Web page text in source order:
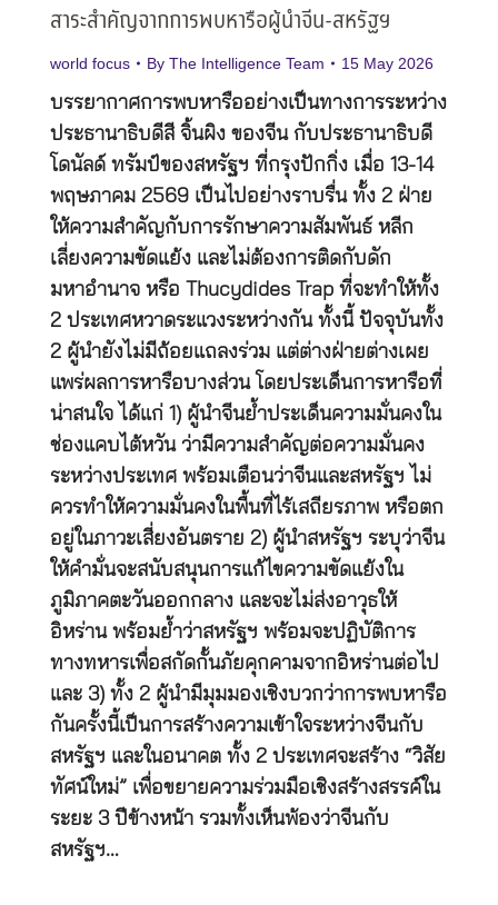
สาระสำคัญจากการพบหารือผู้นำจีน-สหรัฐฯ
world focus By The Intelligence Team 15 May 2026
บรรยากาศการพบหารืออย่างเป็นทางการระหว่าง
ประธานาธิบดีสี จิ้นผิง ของจีน กับประธานาธิบดี
โดนัลด์ ทรัมป์ของสหรัฐฯ ที่กรุงปักกิ่ง เมื่อ 13-14
พฤษภาคม 2569 เป็นไปอย่างราบรื่น ทั้ง 2 ฝ่าย
ให้ความสำคัญกับการรักษาความสัมพันธ์ หลีก
เลี่ยงความขัดแย้ง และไม่ต้องการติดกับดัก
มหาอำนาจ หรือ Thucydides Trap ที่จะทำให้ทั้ง
2 ประเทศหวาดระแวงระหว่างกัน ทั้งนี้ ปัจจุบันทั้ง
2 ผู้นำยังไม่มีถ้อยแถลงร่วม แต่ต่างฝ่ายต่างเผย
แพร่ผลการหารือบางส่วน โดยประเด็นการหารือที่
น่าสนใจ ได้แก่ 1) ผู้นำจีนย้ำประเด็นความมั่นคงใน
ช่องแคบไต้หวัน ว่ามีความสำคัญต่อความมั่นคง
ระหว่างประเทศ พร้อมเตือนว่าจีนและสหรัฐฯ ไม่
ควรทำให้ความมั่นคงในพื้นที่ไร้เสถียรภาพ หรือตก
อยู่ในภาวะเสี่ยงอันตราย 2) ผู้นำสหรัฐฯ ระบุว่าจีน
ให้คำมั่นจะสนับสนุนการแก้ไขความขัดแย้งใน
ภูมิภาคตะวันออกกลาง และจะไม่ส่งอาวุธให้
อิหร่าน พร้อมย้ำว่าสหรัฐฯ พร้อมจะปฏิบัติการ
ทางทหารเพื่อสกัดกั้นภัยคุกคามจากอิหร่านต่อไป
และ 3) ทั้ง 2 ผู้นำมีมุมมองเชิงบวกว่าการพบหารือ
กันครั้งนี้เป็นการสร้างความเข้าใจระหว่างจีนกับ
สหรัฐฯ และในอนาคต ทั้ง 2 ประเทศจะสร้าง “วิสัย
ทัศน์ใหม่” เพื่อขยายความร่วมมือเชิงสร้างสรรค์ใน
ระยะ 3 ปีข้างหน้า รวมทั้งเห็นพ้องว่าจีนกับ
สหรัฐฯ…